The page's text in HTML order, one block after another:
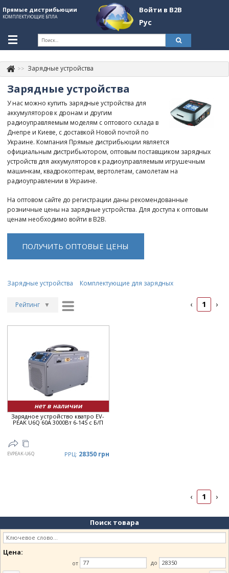
Прямые дистрибьюции
КОМПЛЕКТУЮЩИЕ БПЛА
Войти в B2B
Рус
+380507774092 Контакты
About Company
Обзоры
Категории
Бренды
Войти в B2B
Стать партнером
Зарядные устройства
Зарядные устройства
У нас можно купить зарядные устройства для
аккумуляторов к дронам и другим
радиоуправляемым моделям с оптового склада в
Днепре и Киеве, с доставкой Новой почтой по
Украине. Компания Прямые дистрибьюции является
официальным дистрибьютором, оптовым поставщиком зарядных
устройств для аккумуляторов к радиоуправляемым игрушечным
машинкам, квадрокоптерам, вертолетам, самолетам на
радиоуправлении в Украине.
На оптовом сайте до регистрации даны рекомендованные
розничные цены на зарядные устройства. Для доступа к оптовым
ценам необходимо войти в B2B.
ПОЛУЧИТЬ ОПТОВЫЕ ЦЕНЫ
Зарядные устройства Комплектующие для зарядных
Рейтинг ▼
Дата ▼
Цена ▲
Цена ▼
‹ 1 ›
нет в наличии
Зарядное устройство кватро EV-
PEAK U6Q 60А 3000Вт 6-14S с Б/П
EVPEAK-U6Q РРЦ: 28350 грн
‹ 1 ›
Поиск товара
Цена:
от до